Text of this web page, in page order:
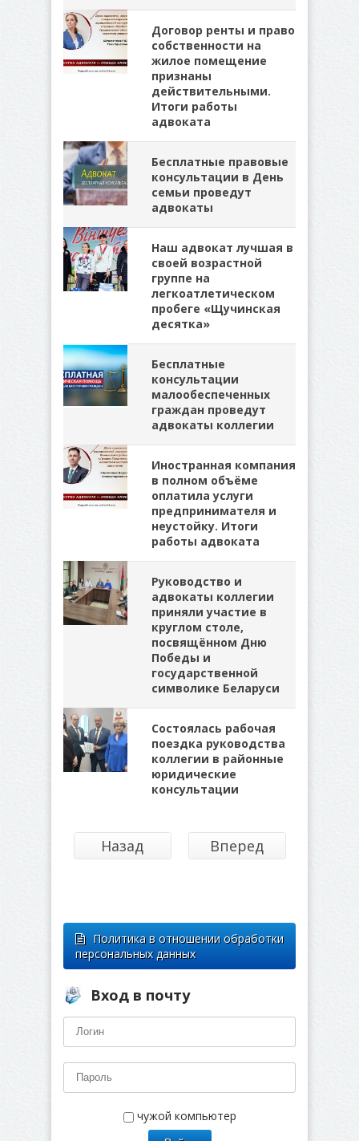
Договор ренты и право
собственности на
жилое помещение
признаны
действительными.
Итоги работы
адвоката
Бесплатные правовые
консультации в День
семьи проведут
адвокаты
Наш адвокат лучшая в
своей возрастной
группе на
легкоатлетическом
пробеге «Щучинская
десятка»
Бесплатные
консультации
малообеспеченных
граждан проведут
адвокаты коллегии
Иностранная компания
в полном объёме
оплатила услуги
предпринимателя и
неустойку. Итоги
работы адвоката
Руководство и
адвокаты коллегии
приняли участие в
круглом столе,
посвящённом Дню
Победы и
государственной
символике Беларуси
Состоялась рабочая
поездка руководства
коллегии в районные
юридические
консультации
Назад Вперед
Политика в отношении обработки
персональных данных
Вход в почту
чужой компьютер